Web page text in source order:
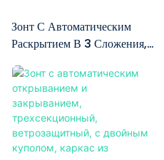
пятисекционный механизм
позволяет компактно
переносить его,
обеспечивая удобство
транспортировки в любое
место.
Зонт С Автоматическим
Раскрытием В 3 Сложения,
Ветроустойчивая Ручка В
Цвет Зонта.